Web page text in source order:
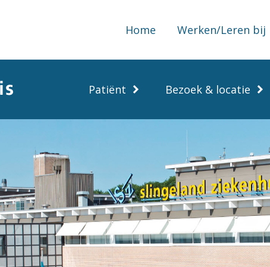
Home Werken/Leren bij
Patiënt Bezoek & locatie